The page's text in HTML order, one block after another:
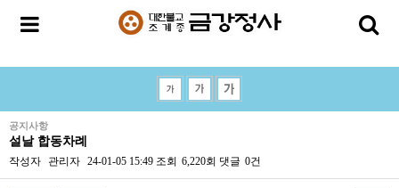
공지사항
설날 합동차례
작성자 관리자 24-01-05 15:49 조회 6,220회 댓글 0건